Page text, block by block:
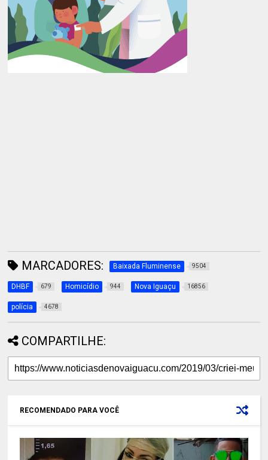
MARCADORES: Baixada Fluminense 9504
DHBF 679 Homicídio 944 Nova Iguaçu 16856
polícia 4678
COMPARTILHE:
RECOMENDADO PARA VOCÊ